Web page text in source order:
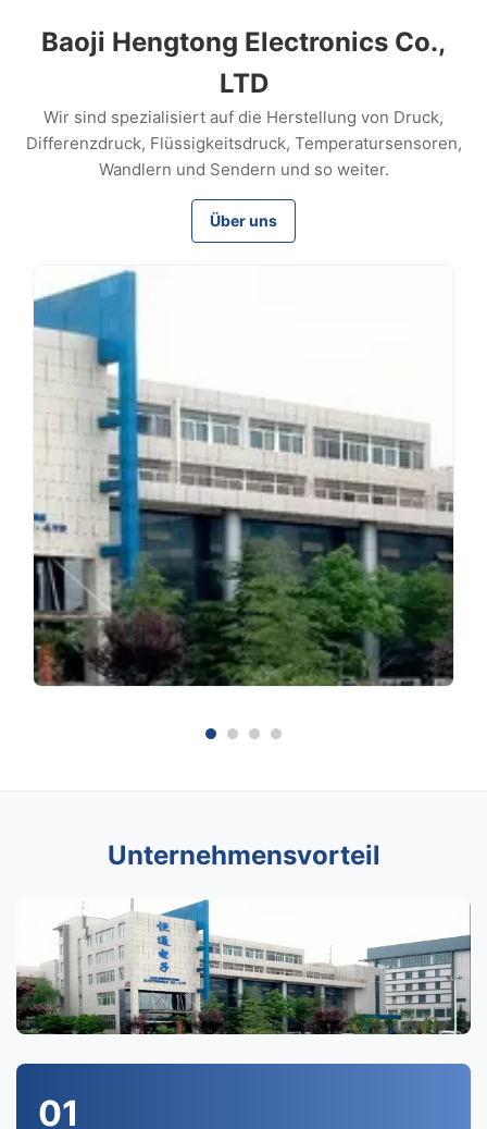
Baoji Hengtong Electronics Co.,
LTD
Wir sind spezialisiert auf die Herstellung von Druck,
Differenzdruck, Flüssigkeitsdruck, Temperatursensoren,
Wandlern und Sendern und so weiter.
Über uns
Unternehmensvorteil
01